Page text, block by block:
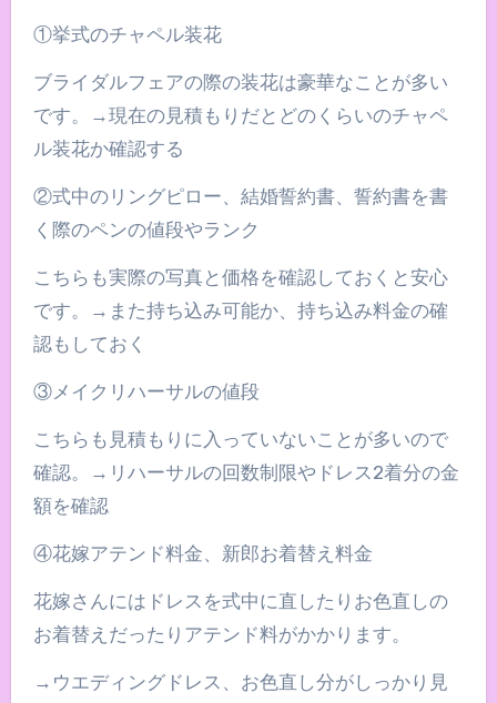
①挙式のチャペル装花
ブライダルフェアの際の装花は豪華なことが多い
です。→現在の見積もりだとどのくらいのチャペ
ル装花か確認する
②式中のリングピロー、結婚誓約書、誓約書を書
く際のペンの値段やランク
こちらも実際の写真と価格を確認しておくと安心
です。→また持ち込み可能か、持ち込み料金の確
認もしておく
③メイクリハーサルの値段
こちらも見積もりに入っていないことが多いので
確認。→リハーサルの回数制限やドレス2着分の金
額を確認
④花嫁アテンド料金、新郎お着替え料金
花嫁さんにはドレスを式中に直したりお色直しの
お着替えだったりアテンド料がかかります。
→ウエディングドレス、お色直し分がしっかり見